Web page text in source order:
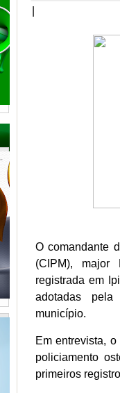
O comandante
(CIPM),
registrada em
adotadas
município.
Em entrevista,
policiamento
primeiros